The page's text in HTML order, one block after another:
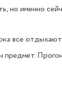
но именно
все